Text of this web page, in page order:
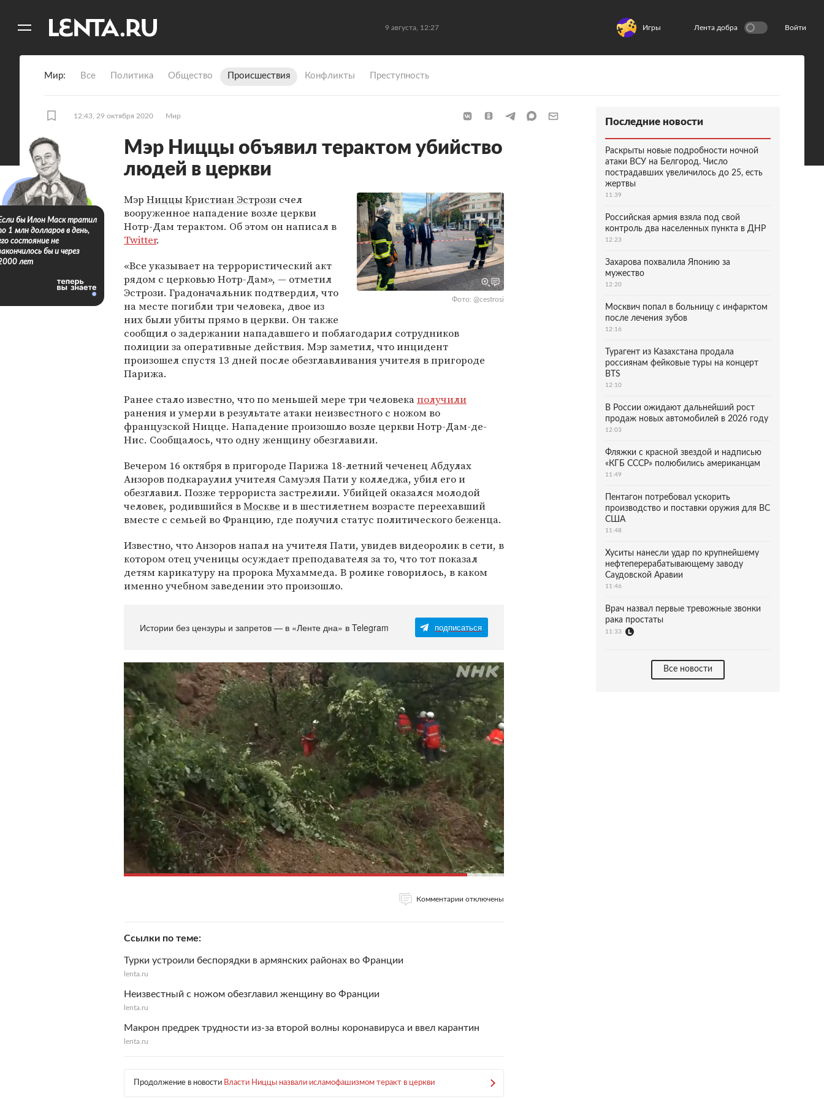
9 августа, 12:27 Игры Лента добра Войти
Мир Все Политика Общество Происшествия Конфликты Преступность
12:43, 29 октября 2020 Мир
Мэр Ниццы объявил терактом убийство
людей в церкви
Фото: @cestrosi
Мэр НиццыКристиан Эстрози счел
вооруженное нападение возле церкви
Нотр-Дам терактом. Об этом он написал в
Twitter.
«Все указывает на террористический акт
рядом с церковью Нотр-Дам», — отметил
Эстрози. Градоначальник подтвердил, что
на месте погибли три человека, двое из
них были убиты прямо в церкви. Он также
сообщил о задержании нападавшего и поблагодарил сотрудников
полиции за оперативные действия. Мэр заметил, что инцидент
произошел спустя 13 дней после обезглавливания учителя в пригороде
Парижа.
Ранее стало известно, что по меньшей мере три человекаполучили
ранения и умерли в результате атаки неизвестного с ножом во
французской Ницце. Нападение произошло возле церкви Нотр-Дам-де-
Нис. Сообщалось, что одну женщину обезглавили.
Вечером 16 октября в пригороде Парижа 18-летний чеченец Абдулах
Анзоров подкараулил учителя Самуэля Пати у колледжа, убил его и
обезглавил. Позже террориста застрелили. Убийцей оказался молодой
человек, родившийся вМоскве и в шестилетнем возрасте переехавший
вместе с семьей во Францию, где получил статус политического беженца.
Известно, что Анзоров напал на учителя Пати, увидев видеоролик в сети, в
котором отец ученицы осуждает преподавателя за то, что тот показал
детям карикатуру на пророка Мухаммеда. В ролике говорилось, в каком
именно учебном заведении это произошло.
Истории без цензуры и запретов — в «Ленте дна» в Telegram подписаться
Комментарии отключены
Ссылки по теме
Турки устроили беспорядки в армянских районах во Франции
lenta.ru
Неизвестный с ножом обезглавил женщину во Франции
lenta.ru
Макрон предрек трудности из-за второй волны коронавируса и ввел карантин
lenta.ru
Продолжение в новости Власти Ниццы назвали исламофашизмом теракт в церкви
бы Илон Маск тратил
1 млн долларов в день,
состояние не
бы и через
лет
Последние новости
Раскрыты новые подробности ночной
атаки ВСУ на Белгород. Число
пострадавших увеличилось до 25, есть
жертвы
11:39
Российская армия взяла под свой
контроль два населенных пункта в ДНР
12:23
Захарова похвалила Японию за
мужество
12:20
Москвич попал в больницу с инфарктом
после лечения зубов
12:16
Турагент из Казахстана продала
россиянам фейковые туры на концерт
BTS
12:10
В России ожидают дальнейший рост
продаж новых автомобилей в 2026 году
12:03
Фляжки с красной звездой и надписью
«КГБ СССР» полюбились американцам
11:49
Пентагон потребовал ускорить
производство и поставки оружия для ВС
США
11:48
Хуситы нанесли удар по крупнейшему
нефтеперерабатывающему заводу
Саудовской Аравии
11:46
Врач назвал первые тревожные звонки
рака простаты
11:33
Все новости